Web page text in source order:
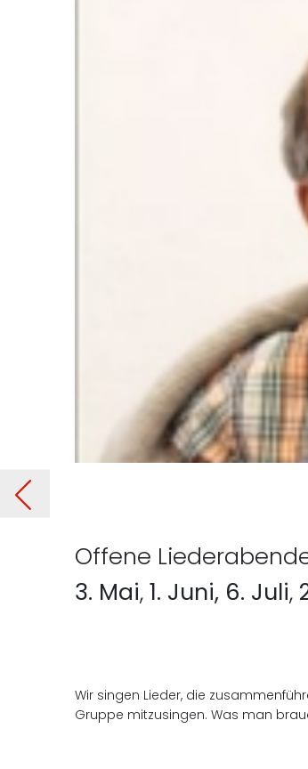
Offene
3. Mai,1. Juni, 6. Juli,
Wir singen Lieder, die
Gruppe mitzusingen. Was man